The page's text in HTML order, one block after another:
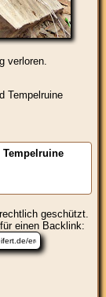
verloren.
Tempelruine
Tempelruine
geschützt.
einen Backlink: